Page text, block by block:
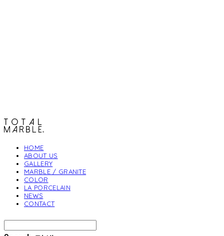
HOME
ABOUT US
GALLERY
MARBLE / GRANITE
COLOR
LA PORCELAIN
NEWS
CONTACT